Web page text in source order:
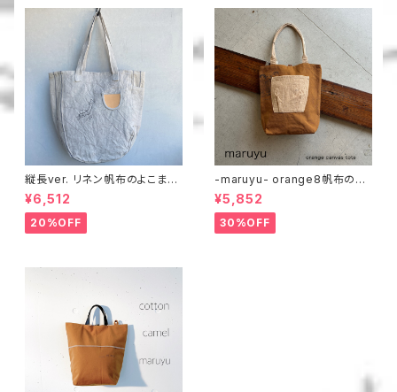
縦長ver. リネン帆布のよこまち
トート
¥6,512
20%OFF
-maruyu- orange8帆布のト
ート
¥5,852
30%OFF